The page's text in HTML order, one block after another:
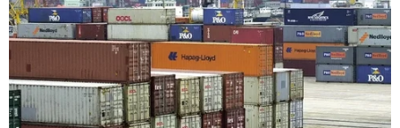
07/08/2026 07:31
Thu hồi 89 ha đất đấu giá chọn nhà
đầu tư công trình thành phố cảng